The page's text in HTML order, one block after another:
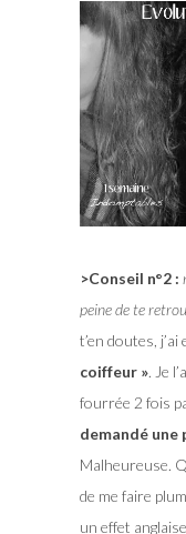
>Conseil n°2 :
peine de te
t’en doutes, j’ai
coiffeur ». Je
fourrée 2 fois
demandé une
Malheureuse.
de me faire
un effet